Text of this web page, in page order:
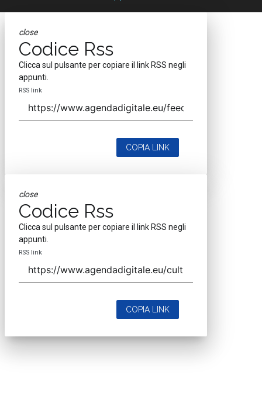
close
Codice Rss
Clicca sul pulsante per copiare il link RSS negli
appunti.
RSS link
COPIA LINK
close
Codice Rss
Clicca sul pulsante per copiare il link RSS negli
appunti.
RSS link
COPIA LINK